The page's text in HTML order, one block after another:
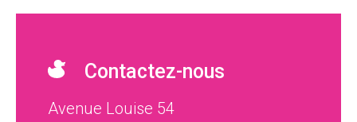
Contactez-nous
Avenue Louise 54